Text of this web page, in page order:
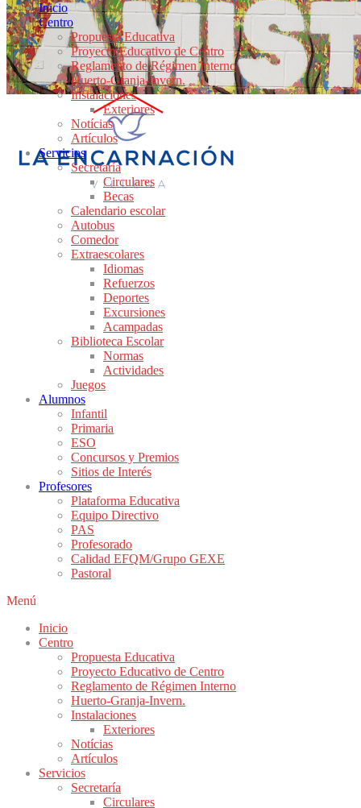
Inicio
Centro
Propuesta Educativa
Proyecto Educativo de Centro
Reglamento de Régimen Interno
Huerto-Granja-Invern.
Instalaciones
Exteriores
Notícias
Artículos
Servicios
Secretaría
Circulares
Becas
Calendario escolar
Autobus
Comedor
Extraescolares
Idiomas
Refuerzos
Deportes
Excursiones
Acampadas
Biblioteca Escolar
Normas
Actividades
Juegos
Alumnos
Infantil
Primaria
ESO
Concursos y Premios
Sitios de Interés
Profesores
Plataforma Educativa
Equipo Directivo
PAS
Profesorado
Calidad EFQM/Grupo GEXE
Pastoral
Menú
Inicio
Centro
Propuesta Educativa
Proyecto Educativo de Centro
Reglamento de Régimen Interno
Huerto-Granja-Invern.
Instalaciones
Exteriores
Notícias
Artículos
Servicios
Secretaría
Circulares